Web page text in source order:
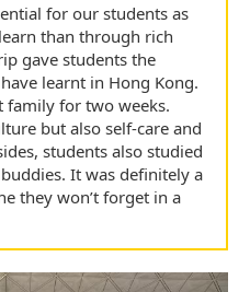
for our students as
than through rich
gave students the
learnt in Hong Kong.
family for two weeks.
but also self-care and
students also studied
It was definitely a
they won’t forget in a